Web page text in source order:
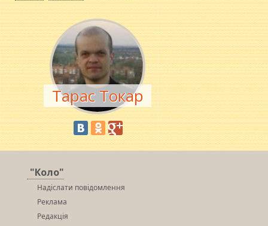
Тарас Токар
"Коло"
Надіслати повідомлення
Реклама
Редакція